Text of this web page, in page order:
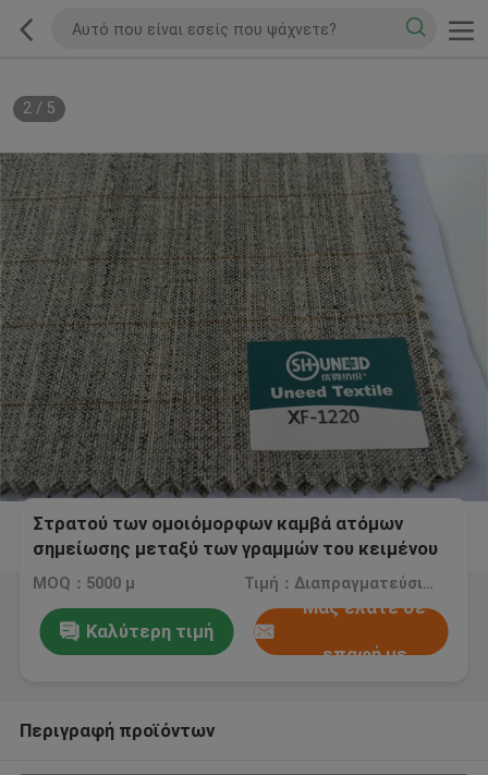
2/ 5
Στρατού των ομοιόμορφων καμβά ατόμων
σημείωσης μεταξύ των γραμμών του κειμένου
κοστουμιών τηκτό συναίσθημα χεριών
διασύνδεσης ομαλό
MOQ：5000 μ Τιμή：Διαπραγματεύσιμος
Καλύτερη τιμή
Μας ελάτε σε
επαφή με
Περιγραφή προϊόντων